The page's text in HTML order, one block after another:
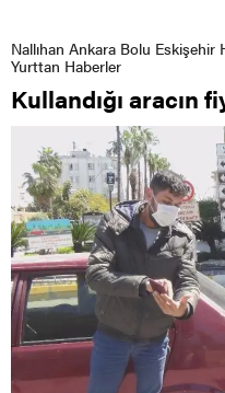
Nallıhan Ankara Bolu
Yurttan Haberler
Kullandığı aracın